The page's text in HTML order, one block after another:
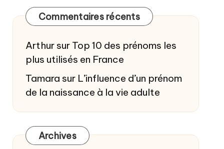
Commentaires récents
Arthursur Top 10 des prénoms les
plus utilisés en France
Tamara sur L’influence d’un prénom
de la naissance à la vie adulte
Archives